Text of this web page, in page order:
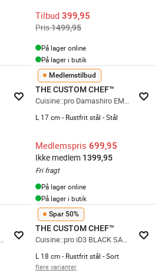
Tilbud 399,95
Pris1499,95
På lager online
På lager i butik
Medlemstilbud
THE CUSTOM CHEF™
Cuisine::pro Damashiro EMPEROR Santokukniv
L 17 cm - Rustfrit stål - Stål
Medlemspris 699,95
Ikke medlem 1399,95
Fri fragt
På lager online
På lager i butik
Cuisine::pro iD3® Try Me Santokukniv
Spar 50%
THE CUSTOM CHEF™
Cuisine::pro iD3 BLACK SAMURAI™ Santokukniv
L 18 cm - Rustfrit stål - Sort
flere varianter